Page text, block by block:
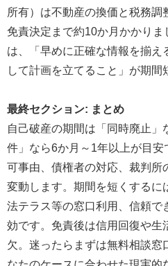
所有）は不動産の換価と税務調
免責決定まで約10か月かかり
は、「早めに正確な情報を揃え
して計画を立てること」が期間
最終セクション: まとめ
自己破産の期間は「同時廃止」
件」なら6か月～1年以上が目
可事由、債権者の対応、裁判所
変動します。期間を短くするに
法テラス等の窓口利用、信頼で
効です。免責後は信用回復や生
欠。迷ったらまずは無料相談窓